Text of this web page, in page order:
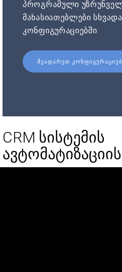
პროგრამული
მახასიათებლები
კონფიგურაციებში.
ᲨᲔᲐᲓᲐᲠᲔᲗ
CRM სისტემის